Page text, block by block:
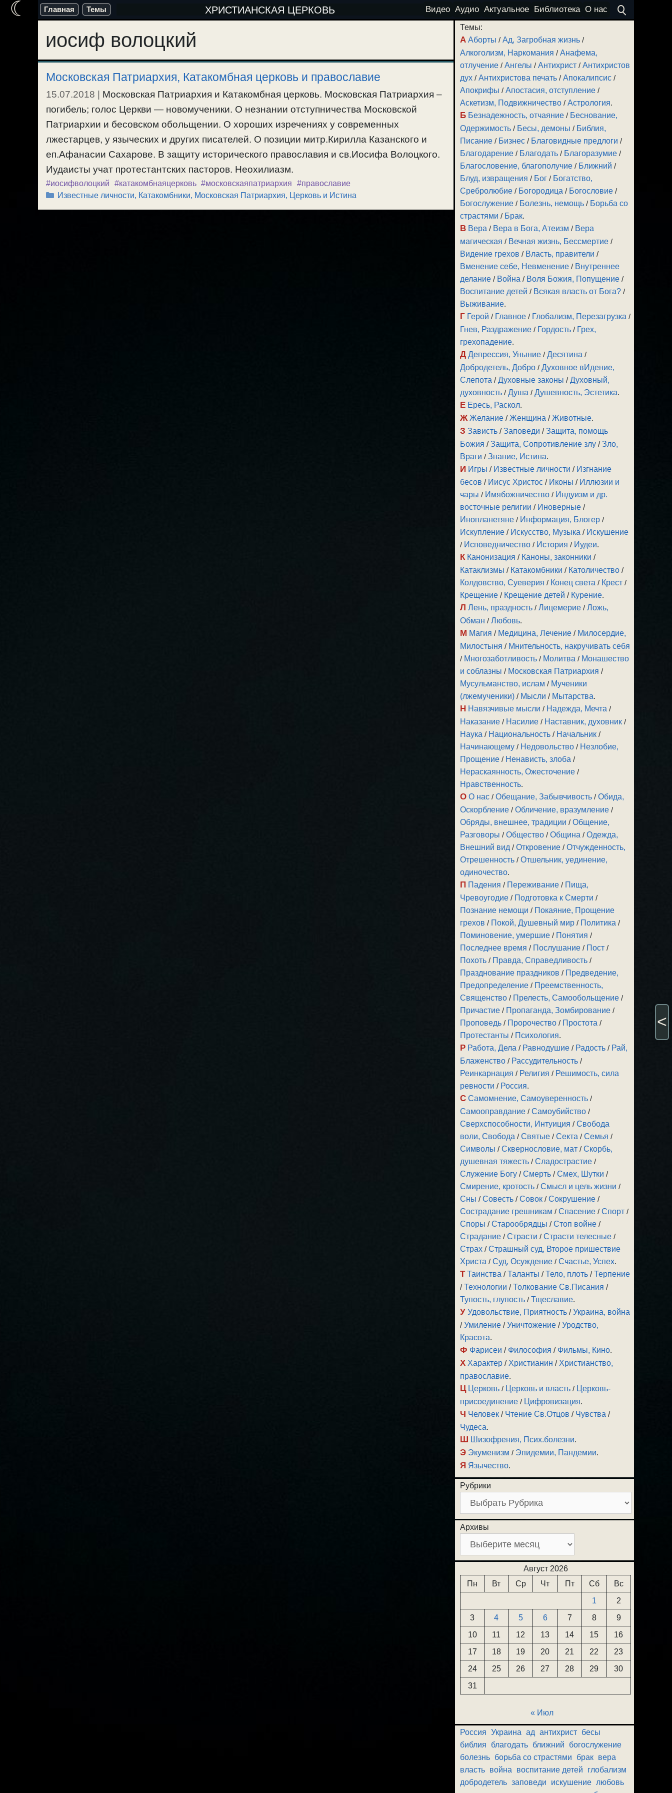
Перейти
содержимому
Главная Темы ХРИСТИАНСКАЯ ЦЕРКОВЬ Видео Аудио Актуальное Библиотека О нас
иосиф волоцкий
Московская Патриархия, Катакомбная церковь и православие
15.07.2018 | Московская Патриархия и Катакомбная церковь. Московская Патриархия –
погибель; голос Церкви — новомученики. О незнании отступничества Московской
Патриархии и бесовском обольщении. О хороших изречениях у современных
лжестарцев, у языческих и других писателей. О позиции митр.Кирилла Казанского и
еп.Афанасии Сахарове. В защиту исторического православия и св.Иосифа Волоцкого.
Иудаисты учат протестантских пасторов. Неохилиазм.
#иосифволоцкий #катакомбнаяцерковь #московскаяпатриархия
#православие
Рубрики
Известные личности, Катакомбники, Московская Патриархия, Церковь и Истина
Темы:
А Аборты /Ад, Загробная жизнь /
Алкоголизм, Наркомания /Анафема,
отлучение /Ангелы /Антихрист /Антихристов
дух /Антихристова печать /Апокалипсис /
Апокрифы /Апостасия, отступление /
Аскетизм, Подвижничество /Астрология.
Б Безнадежность, отчаяние / Беснование,
Одержимость / Бесы, демоны / Библия,
Писание / Бизнес / Благовидные предлоги /
Благодарение / Благодать / Благоразумие /
Благословение, благополучие / Ближний /
Блуд, извращения / Бог / Богатство,
Сребролюбие / Богородица / Богословие /
Богослужение / Болезнь, немощь / Борьба со
страстями / Брак.
В Вера / Вера в Бога, Атеизм / Вера
магическая / Вечная жизнь, Бессмертие /
Видение грехов / Власть, правители /
Вменение себе, Невменение / Внутреннее
делание / Война / Воля Божия, Попущение /
Воспитание детей / Всякая власть от Бога? /
Выживание.
Г Герой / Главное / Глобализм, Перезагрузка /
Гнев, Раздражение / Гордость / Грех,
грехопадение.
Д Депрессия, Уныние /Десятина /
Добродетель, Добро /Духовное вИдение,
Слепота /Духовные законы /Духовный,
духовность /Душа /Душевность, Эстетика.
Е Ересь, Раскол.
Ж Желание /Женщина /Животные.
З Зависть /Заповеди /Защита, помощь
Божия /Защита, Сопротивление злу /Зло,
Враги /Знание, Истина.
И Игры / Известные личности / Изгнание
бесов / Иисус Христос / Иконы / Иллюзии и
чары / Имябожничество / Индуизм и др.
восточные религии / Иноверные /
Инопланетяне / Информация, Блогер /
Искупление / Искусство, Музыка / Искушение
/ Исповедничество / История / Иудеи.
К Канонизация / Каноны, законники /
Катаклизмы / Катакомбники / Католичество /
Колдовство, Суеверия / Конец света / Крест /
Крещение / Крещение детей / Курение.
Л Лень, праздность /Лицемерие /Ложь,
Обман /Любовь.
М Магия / Медицина, Лечение / Милосердие,
Милостыня / Мнительность, накручивать себя
/ Многозаботливость / Молитва / Монашество
и соблазны / Московская Патриархия /
Мусульманство, ислам / Мученики
(лжемученики) / Мысли / Мытарства.
Н Навязчивые мысли / Надежда, Мечта /
Наказание / Насилие / Наставник, духовник /
Наука / Национальность / Начальник /
Начинающему / Недовольство / Незлобие,
Прощение / Ненависть, злоба /
Нераскаянность, Ожесточение /
Нравственность.
О О нас /Обещание, Забывчивость /Обида,
Оскорбление /Обличение, вразумление /
Обряды, внешнее, традиции /Общение,
Разговоры /Общество /Община /Одежда,
Внешний вид /Откровение /Отчужденность,
Отрешенность /Отшельник, уединение,
одиночество.
П Падения / Переживание / Пища,
Чревоугодие / Подготовка к Смерти /
Познание немощи / Покаяние, Прощение
грехов / Покой, Душевный мир / Политика /
Поминовение, умершие / Понятия /
Последнее время / Послушание / Пост /
Похоть / Правда, Справедливость /
Празднование праздников / Предведение,
Предопределение / Преемственность,
Священство / Прелесть, Самообольщение /
Причастие / Пропаганда, Зомбирование /
Проповедь / Пророчество / Простота /
Протестанты / Психология.
Р Работа, Дела / Равнодушие / Радость / Рай,
Блаженство / Рассудительность /
Реинкарнация / Религия / Решимость, сила
ревности / Россия.
С Самомнение, Самоуверенность /
Самооправдание /Самоубийство /
Сверхспособности, Интуиция /Свобода
воли, Свобода /Святые /Секта /Семья /
Символы /Сквернословие, мат /Скорбь,
душевная тяжесть /Сладострастие /
Служение Богу /Смерть /Смех, Шутки /
Смирение, кротость /Смысл и цель жизни /
Сны /Совесть /Совок /Сокрушение /
Сострадание грешникам /Спасение /Спорт /
Споры /Старообрядцы /Стоп войне /
Страдание /Страсти /Страсти телесные /
Страх /Страшный суд, Второе пришествие
Христа /Суд, Осуждение /Счастье, Успех.
Т Таинства /Таланты /Тело, плоть /Терпение
/Технологии /Толкование Св.Писания /
Тупость, глупость /Тщеславие.
У Удовольствие, Приятность /Украина, война
/Умиление /Уничтожение /Уродство,
Красота.
Ф Фарисеи / Философия / Фильмы, Кино.
Х Характер / Христианин / Христианство,
православие.
Ц Церковь / Церковь и власть / Церковь-
присоединение / Цифровизация.
Ч Человек / Чтение Св.Отцов / Чувства /
Чудеса.
Ш Шизофрения, Псих.болезни.
Э Экуменизм / Эпидемии, Пандемии.
Я Язычество.
Рубрики
Архивы
Август 2026
Пн
Вт Ср Чт Пт Сб
Вс
1
2
3
4 5 6 7 8
9
10
11 12 13 14 15
16
17
18 19 20 21 22
23
24
25 26 27 28 29
30
31
« Июл
Россия Украина ад антихрист бесы
библия
благодать ближний
богослужение
болезнь борьба со страстями брак вера
власть война воспитание детей
глобализм
добродетель заповеди искушение любовь
☾
<